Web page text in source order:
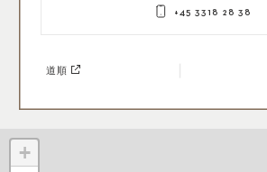
+45 3318 28 38
道順
+